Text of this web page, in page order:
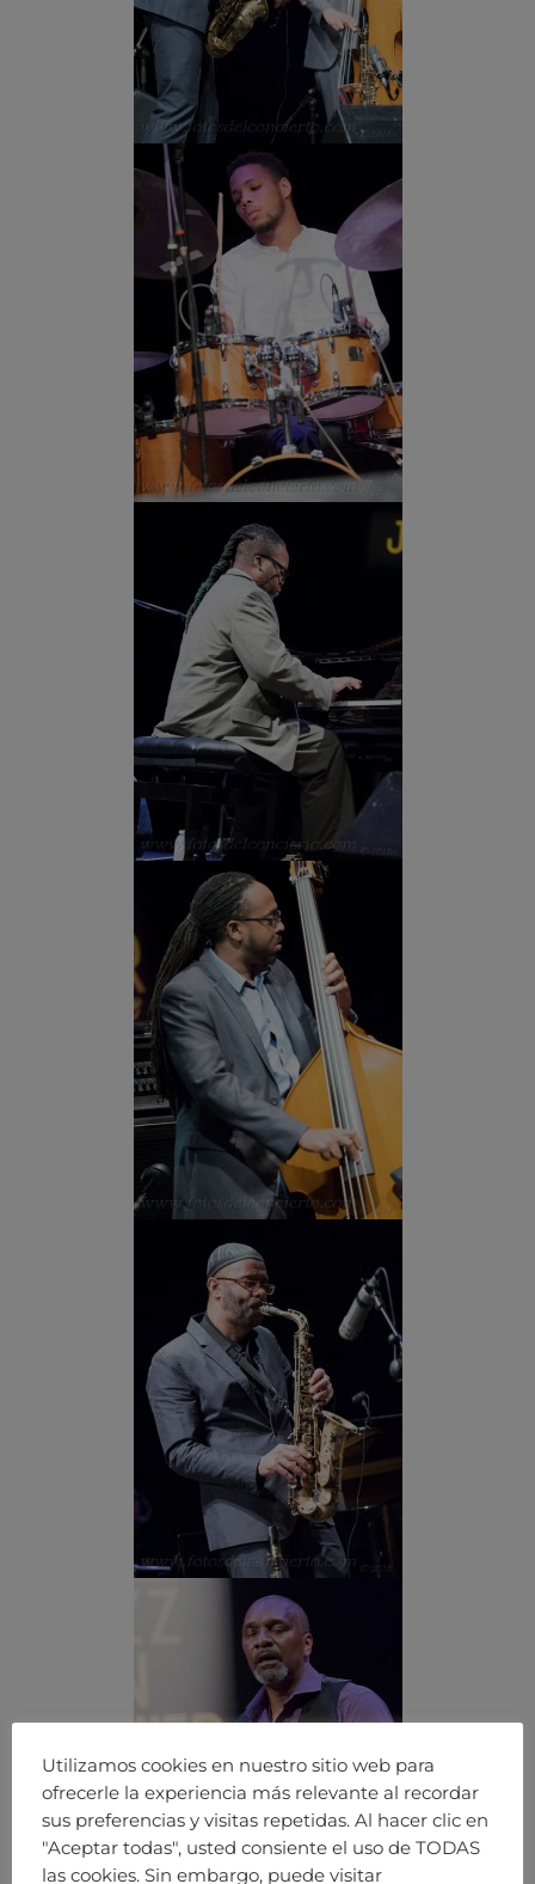
Utilizamos cookies en nuestro sitio web para
ofrecerle la experiencia más relevante al recordar
sus preferencias y visitas repetidas. Al hacer clic en
"Aceptar todas", usted consiente el uso de TODAS
las cookies. Sin embargo, puede visitar